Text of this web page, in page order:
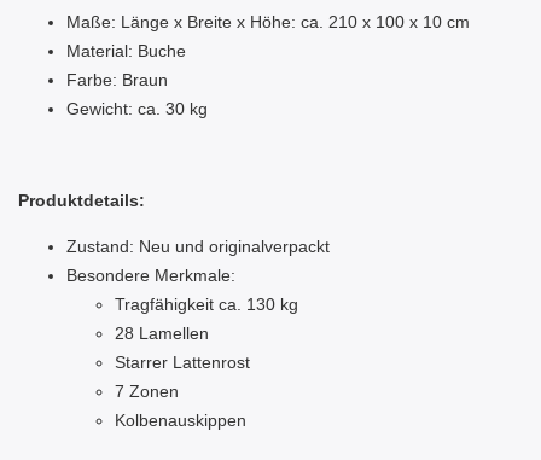
Maße: Länge x Breite x Höhe: ca. 210 x 100 x 10 cm
Material: Buche
Farbe: Braun
Gewicht: ca. 30 kg
Produktdetails:
Zustand: Neu und originalverpackt
Besondere Merkmale:
Tragfähigkeit ca. 130 kg
28 Lamellen
Starrer Lattenrost
7 Zonen
Kolbenauskippen